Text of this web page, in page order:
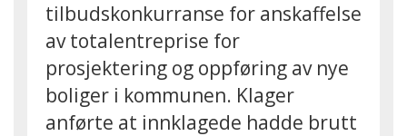
tilbudskonkurranse for anskaffelse
av totalentreprise for
prosjektering og oppføring av nye
boliger i kommunen. Klager
anførte at innklagede hadde brutt